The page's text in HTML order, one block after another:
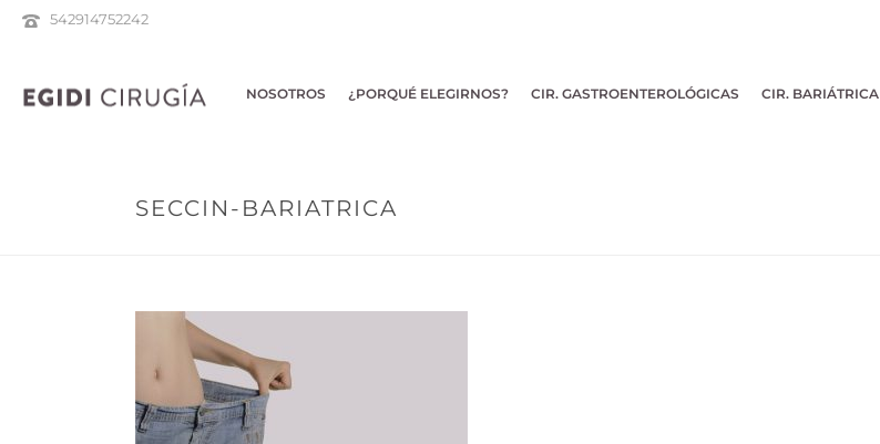
542914752242
NOSOTROS ¿PORQUÉ ELEGIRNOS? CIR. GASTROENTEROLÓGICAS CIR. BARIÁTRICA
SECCIN-BARIATRICA